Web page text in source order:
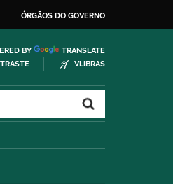
ÓRGÃOS DO GOVERNO
BY
TRANSLATE
VLIBRAS